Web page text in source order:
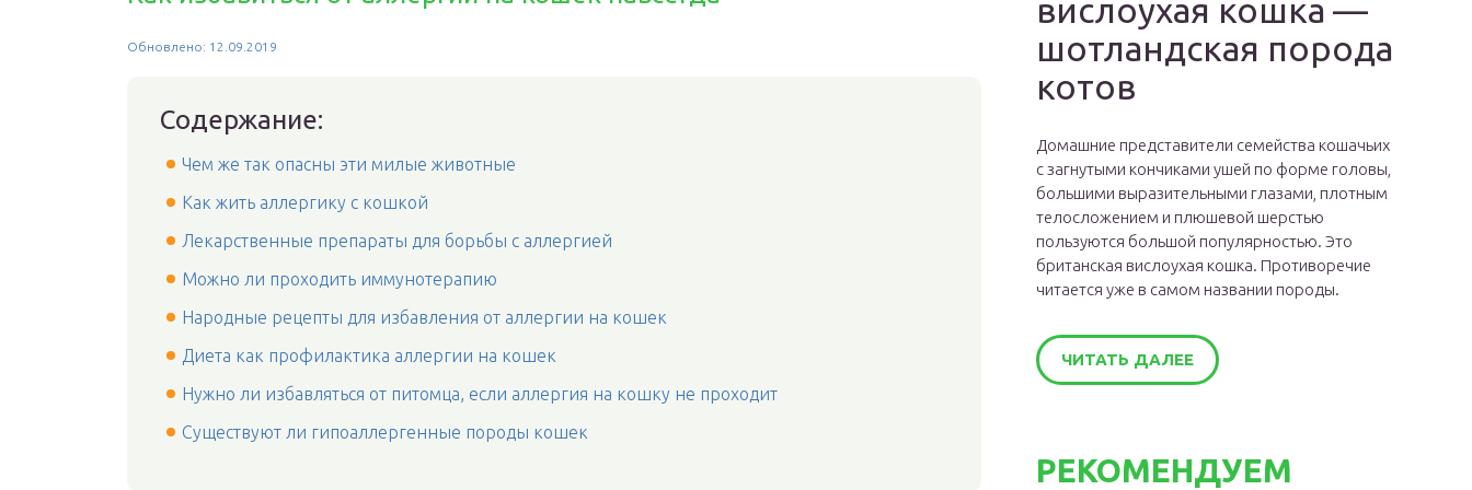
Обновлено: 12.09.2019
Содержание:
Чем же так опасны эти милые животные
Как жить аллергику с кошкой
Лекарственные препараты для борьбы с аллергией
Можно ли проходить иммунотерапию
Народные рецепты для избавления от аллергии на кошек
Диета как профилактика аллергии на кошек
Нужно ли избавляться от питомца, если аллергия на кошку не проходит
Существуют ли гипоаллергенные породы кошек
вислоухая кошка —
шотландская порода
котов
Домашние представители семейства кошачьих
с загнутыми кончиками ушей по форме головы,
большими выразительными глазами, плотным
телосложением и плюшевой шерстью
пользуются большой популярностью. Это
британская вислоухая кошка. Противоречие
читается уже в самом названии породы.
ЧИТАТЬ ДАЛЕЕ
РЕКОМЕНДУЕМ